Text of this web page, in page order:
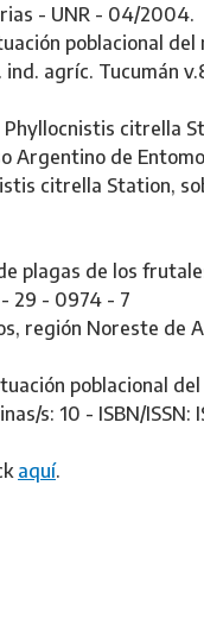
- UNR - 04/2004.
poblacional
agríc. Tucumán
citrella
Argentino de
citrella Station,
plagas de los
- 29 - 0974 - 7
región Noreste de
poblacional
s: 10 - ISBN/ISSN:
aquí.